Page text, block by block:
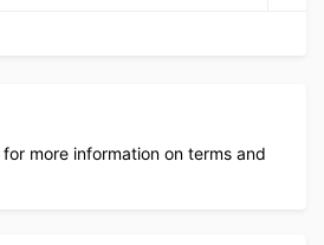
for more information on terms and